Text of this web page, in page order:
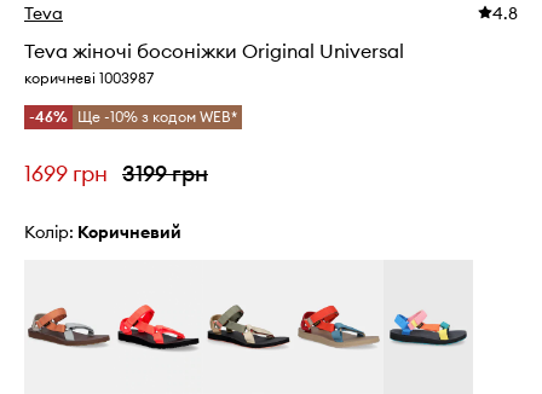
Teva 4.8
Teva жіночі босоніжки Original Universal
коричневі 1003987
-46% Ще -10% з кодом WEB*
1699 грн 3199 грн
Колір: коричневий